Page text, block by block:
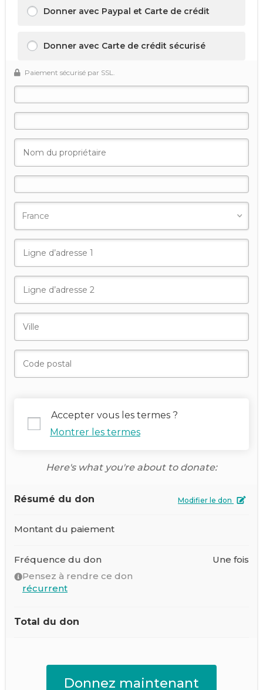
Donner avec Paypal et Carte de crédit
Donner avec Carte de crédit sécurisé
Paiement sécurisé par SSL.
Montrer les termes
Accepter vous les termes ?
Here's what you're about to donate:
Résumé du don Modifier le don
Montant du paiement
Fréquence du don
Pensez à rendre ce don
récurrent
Une fois
Total du don